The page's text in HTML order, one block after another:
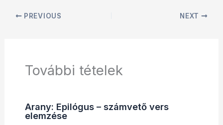
PREVIOUS NEXT
További tételek
Arany: Epilógus – számvető vers
elemzése